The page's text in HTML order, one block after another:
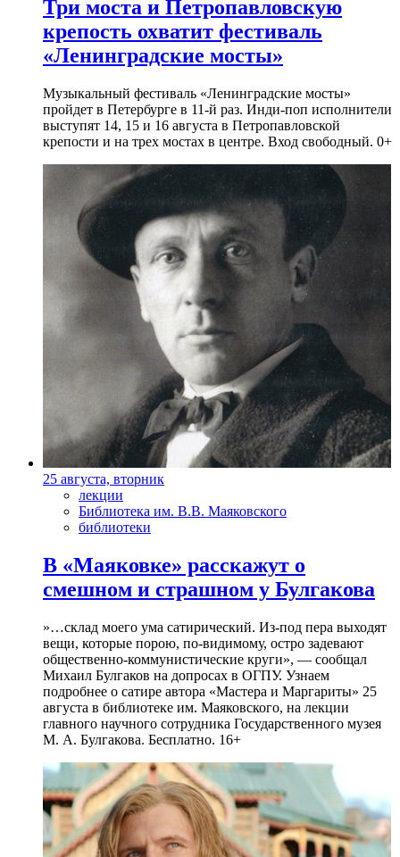
Три моста и Петропавловскую
крепость охватит фестиваль
«Ленинградские мосты»
Музыкальный фестиваль «Ленинградские мосты»
пройдет в Петербурге в 11-й раз. Инди-поп исполнители
выступят 14, 15 и 16 августа в Петропавловской
крепости и на трех мостах в центре. Вход свободный. 0+
25 августа, вторник
лекции
Библиотека им. В.В. Маяковского
библиотеки
В «Маяковке» расскажут о
смешном и страшном у Булгакова
»…склад моего ума сатирический. Из-под пера выходят
вещи, которые порою, по-видимому, остро задевают
общественно-коммунистические круги», — сообщал
Михаил Булгаков на допросах в ОГПУ. Узнаем
подробнее о сатире автора «Мастера и Маргариты» 25
августа в библиотеке им. Маяковского, на лекции
главного научного сотрудника Государственного музея
М. А. Булгакова. Бесплатно. 16+